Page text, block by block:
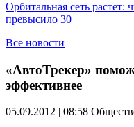
Орбитальная сеть растет:
превысило 30
Все новости
«АвтоТрекер»
эффективнее
05.09.2012 | 08:58